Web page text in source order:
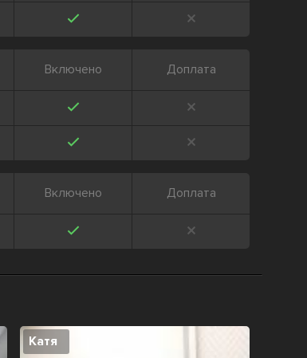
Включено Доплата
Включено Доплата
Катя